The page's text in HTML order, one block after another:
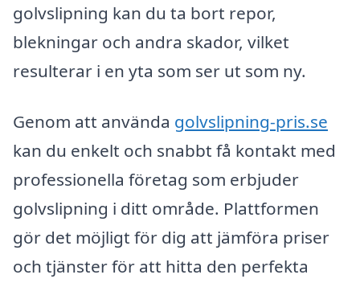
golvslipning kan du ta bort repor,
blekningar och andra skador, vilket
resulterar i en yta som ser ut som ny.
Genom att använda golvslipning-pris.se
kan du enkelt och snabbt få kontakt med
professionella företag som erbjuder
golvslipning i ditt område. Plattformen
gör det möjligt för dig att jämföra priser
och tjänster för att hitta den perfekta